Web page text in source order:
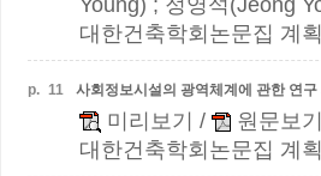
Young) ; 정영석(Jeong
대한건축학회논문집 계
p. 11 사회정보시설의 광역체계에 관한 연구
미리보기 / 원문보기
대한건축학회논문집 계